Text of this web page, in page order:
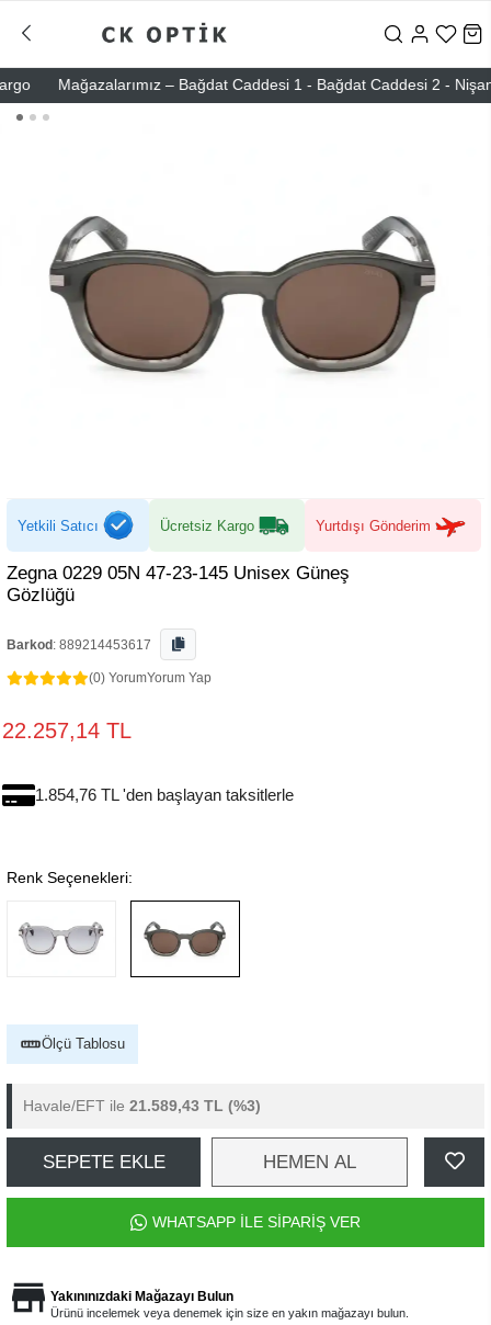
Mağazalarımız – Bağdat Caddesi 1 - Bağdat Caddesi 2 -
Yetkili Satıcı Ücretsiz Kargo Yurtdışı Gönderim
Zegna 0229 05N 47-23-145 Unisex Güneş
Gözlüğü
Barkod : 889214453617
(0) YorumYorum Yap
22.257,14 TL
1.854,76 TL 'den başlayan taksitlerle
Renk Seçenekleri:
Ölçü Tablosu
Havale/EFT ile 21.589,43 TL (%3)
SEPETE EKLE HEMEN AL
WHATSAPP İLE SİPARİŞ VER
Yakınınızdaki Mağazayı Bulun
Ürünü incelemek veya denemek için size en yakın mağazayı bulun.